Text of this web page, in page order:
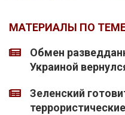
МАТЕРИАЛЫ ПО
Обмен
Украиной
Зеленский